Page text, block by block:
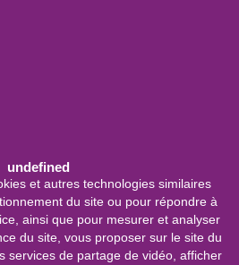
undefined
et autres technologies similaires
du site ou pour répondre à
ainsi que pour mesurer et analyser
du site, vous proposer sur le site du
services de partage de vidéo, afficher